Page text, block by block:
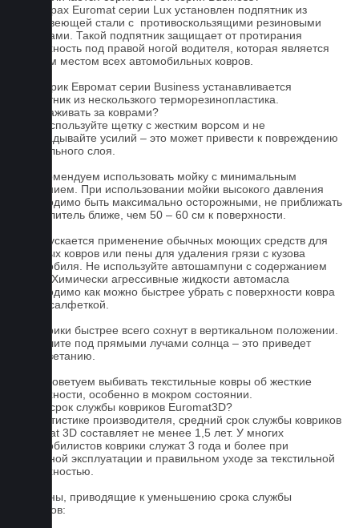
На коврах Euromat серии Lux установлен подпятник из
нержавеющей стали с противоскользящими резиновыми
вставками. Такой подпятник защищает от протирания
поверхность под правой ногой водителя, которая является
слабым местом всех автомобильных ковров.
На коврик Евромат серии Business устанавливается
подпятник из нескользкого терморезинопластика.
Как ухаживать за коврами?
1.Не используйте щетку с жестким ворсом и не
прикладывайте усилий – это может привести к повреждению
текстильного слоя.
2. Рекомендуем использовать мойку с минимальным
давлением. При использовании мойки высокого давления
необходимо быть максимально осторожными, не приближать
распылитель ближе, чем 50 – 60 см к поверхности.
3. Допускается применение обычных моющих средств для
бытовых ковров или пены для удаления грязи с кузова
автомобиля. Не используйте автошампуни с содержанием
воска! Химически агрессивные жидкости автомасла
необходимо как можно быстрее убрать с поверхности ковра
сухой салфеткой.
4. Коврики быстрее всего сохнут в вертикальном положении.
Не сушите под прямыми лучами солнца – это приведет
к выцветанию.
5. Не советуем выбивать текстильные ковры об жесткие
поверхности, особенно в мокром состоянии.
Какой срок службы ковриков Euromat3D?
По статистике производителя, средний срок службы ковриков
Euromat 3D составляет не менее 1,5 лет. У многих
автомобилистов коврики служат 3 года и более при
бережной эксплуатации и правильном уходе за текстильной
поверхностью.
Причины, приводящие к уменьшению срока службы
ковриков: